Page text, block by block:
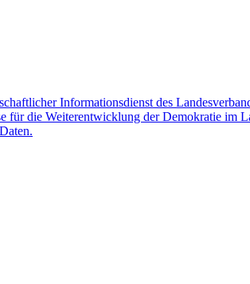
Informationsdienst des
für die Weiterentwicklung der Demokratie im